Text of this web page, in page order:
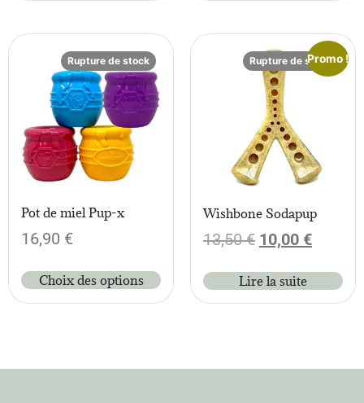
Rupture de stock
Pot de miel Pup-x
16,90 €
Choix des options
Promo !
Rupture de stock
Wishbone Sodapup
13,50€ 10,00 €
Lire la suite